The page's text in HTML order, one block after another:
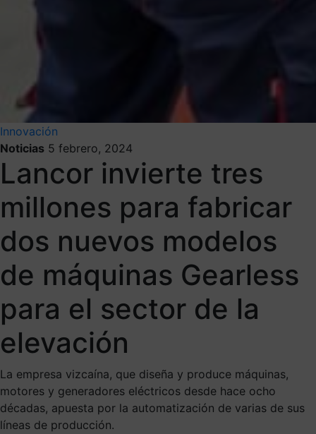
Innovación
Noticias 5 febrero, 2024
Lancor invierte tres
millones para fabricar
dos nuevos modelos
de máquinas Gearless
para el sector de la
elevación
La empresa vizcaína, que diseña y produce máquinas,
motores y generadores eléctricos desde hace ocho
décadas, apuesta por la automatización de varias de sus
líneas de producción.